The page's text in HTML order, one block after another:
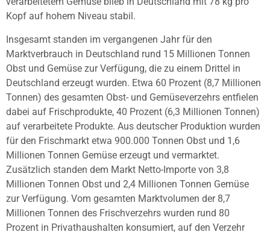
Kopf auf hohem Niveau stabil.
Insgesamt standen im vergangenen Jahr für den
Marktverbrauch in Deutschland rund 15 Millionen Tonnen
Obst und Gemüse zur Verfügung, die zu einem Drittel in
Deutschland erzeugt wurden. Etwa 60 Prozent (8,7 Millionen
Tonnen) des gesamten Obst- und Gemüseverzehrs entfielen
dabei auf Frischprodukte, 40 Prozent (6,3 Millionen Tonnen)
auf verarbeitete Produkte. Aus deutscher Produktion wurden
für den Frischmarkt etwa 900.000 Tonnen Obst und 1,6
Millionen Tonnen Gemüse erzeugt und vermarktet.
Zusätzlich standen dem Markt Netto-Importe von 3,8
Millionen Tonnen Obst und 2,4 Millionen Tonnen Gemüse
zur Verfügung. Vom gesamten Marktvolumen der 8,7
Millionen Tonnen des Frischverzehrs wurden rund 80
Prozent in Privathaushalten konsumiert, auf den Verzehr